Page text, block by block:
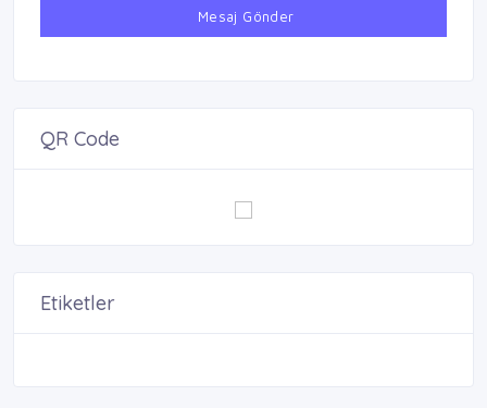
Mesaj Gönder
QR Code
Etiketler